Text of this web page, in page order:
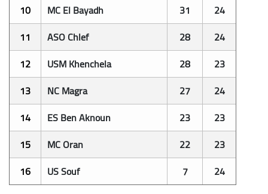
10
MC El Bayadh 31
24
11
ASO Chlef 28
24
12
USMKhenchela 28
23
13
NC Magra 27
24
14
ES Ben Aknoun 23
23
15
MC Oran 22
23
16
US Souf 7 24